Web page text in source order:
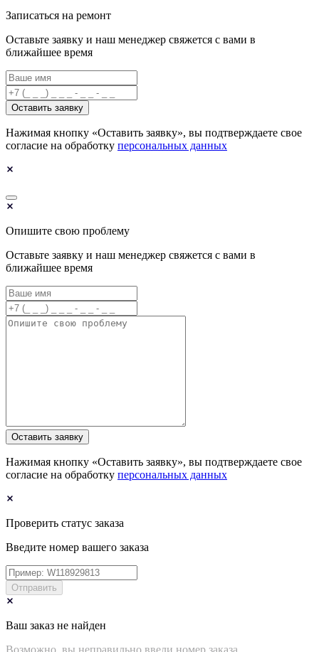
Записаться на ремонт
Оставьте заявку и наш менеджер свяжется с вами в
ближайшее время
Оставить заявку
Нажимая кнопку «Оставить заявку», вы подтверждаете свое
согласие на обработку персональных данных
Опишите свою проблему
Оставьте заявку и наш менеджер свяжется с вами в
ближайшее время
Оставить заявку
Нажимая кнопку «Оставить заявку», вы подтверждаете свое
согласие на обработку персональных данных
Проверить статус заказа
Введите номер вашего заказа
Отправить
Ваш заказ не найден
Возможно, вы неправильно ввели номер заказа.